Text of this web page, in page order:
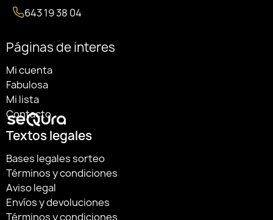
643 19 38 04
Páginas de interes
Mi cuenta
Fabulosa
Mi lista
Contacto
Textos legales
Bases legales sorteo
Términos y condiciones
Aviso legal
Envíos y devoluciones
Términos y condiciones